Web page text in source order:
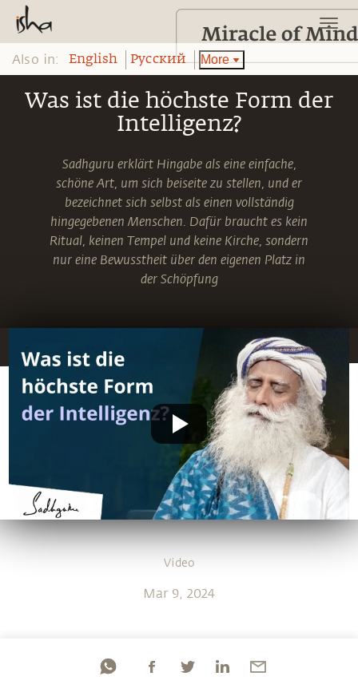
Was ist die höchste Form der
Intelligenz?
Sadhguru erklärt Hingabe als eine einfache,
schöne Art, um sich beiseite zu stellen, und er
bezeichnet sich selbst als einen vollständig
hingegebenen Menschen. Dafür braucht es kein
Ritual, keinen Tempel und keine Kirche, sondern
nur eine Bewusstheit über den eigenen Platz in
der Schöpfung
Video
Mar 9, 2024
Also in: English Pусский More